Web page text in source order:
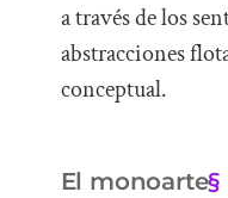
a través de los
abstracciones
conceptual.
El monoarte§